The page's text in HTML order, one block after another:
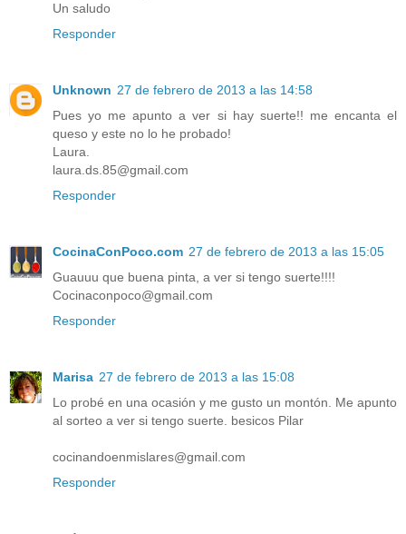
Un saludo
Responder
Unknown 27 de febrero de 2013 a las 14:58
Pues yo me apunto a ver si hay suerte!! me encanta el
queso y este no lo he probado!
Laura.
laura.ds.85@gmail.com
Responder
CocinaConPoco.com 27 de febrero de 2013 a las 15:05
Guauuu que buena pinta, a ver si tengo suerte!!!!
Cocinaconpoco@gmail.com
Responder
Marisa 27 de febrero de 2013 a las 15:08
Lo probé en una ocasión y me gusto un montón. Me apunto
al sorteo a ver si tengo suerte. besicos Pilar
cocinandoenmislares@gmail.com
Responder